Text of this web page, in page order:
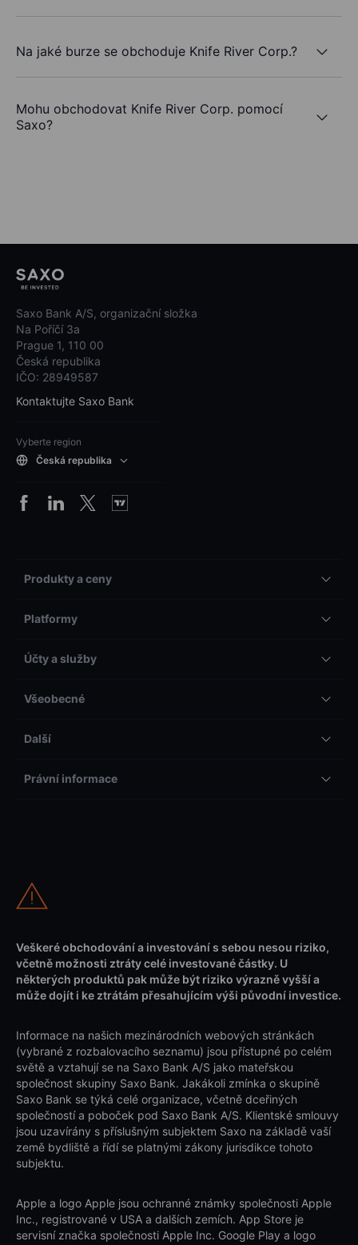
Na jaké burze se obchoduje Knife River Corp.?
Mohu obchodovat Knife River Corp. pomocí
Saxo?
Saxo Bank A/S, organizační složka
Na Poříčí 3a
Prague 1, 110 00
Česká republika
IČO: 28949587
Kontaktujte Saxo Bank
Vyberte region
Česká republika
Produkty a ceny
Platformy
Účty a služby
Všeobecné
Další
Právní informace
Veškeré obchodování a investování s sebou nesou riziko,
včetně možnosti ztráty celé investované částky. U
některých produktů pak může být riziko výrazně vyšší a
může dojít i ke ztrátám přesahujícím výši původní investice.
Informace na našich mezinárodních webových stránkách
(vybrané z rozbalovacího seznamu) jsou přístupné po celém
světě a vztahují se na Saxo Bank A/S jako mateřskou
společnost skupiny Saxo Bank. Jakákoli zmínka o skupině
Saxo Bank se týká celé organizace, včetně dceřiných
společností a poboček pod Saxo Bank A/S. Klientské smlouvy
jsou uzavírány s příslušným subjektem Saxo na základě vaší
země bydliště a řídí se platnými zákony jurisdikce tohoto
subjektu.
Apple a logo Apple jsou ochranné známky společnosti Apple
Inc., registrované v USA a dalších zemích. App Store je
servisní značka společnosti Apple Inc. Google Play a logo